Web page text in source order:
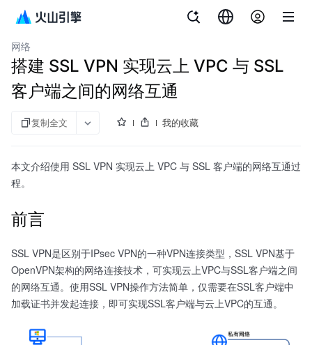
火山引擎入门实验
网络
搭建 SSL VPN 实现云上 VPC 与 SSL
客户端之间的网络互通
复制全文 我的收藏
本文介绍使用 SSL VPN 实现云上 VPC 与 SSL 客户端的网络互通过
程。
前言
SSL VPN是区别于IPsec VPN的一种VPN连接类型，SSL VPN基于
OpenVPN架构的网络连接技术，可实现云上VPC与SSL客户端之间
的网络互通。使用SSL VPN操作方法简单，仅需要在SSL客户端中
加载证书并发起连接，即可实现SSL客户端与云上VPC的互通。